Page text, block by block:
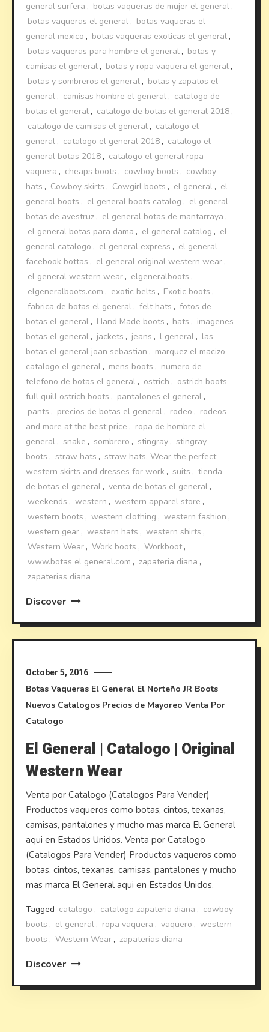
general surfera , botas vaqueras de mujer el general ,
botas vaqueras el general , botas vaqueras el
general mexico , botas vaqueras exoticas el general ,
botas vaqueras para hombre el general , botas y
camisas el general , botas y ropa vaquera el general ,
botas y sombreros el general , botas y zapatos el
general , camisas hombre el general , catalogo de
botas el general , catalogo de botas el general 2018 ,
catalogo de camisas el general , catalogo el
general , catalogo el general 2018 , catalogo el
general botas 2018 , catalogo el general ropa
vaquera , cheaps boots , cowboy boots , cowboy
hats , Cowboy skirts , Cowgirl boots , el general , el
general boots , el general boots catalog , el general
botas de avestruz , el general botas de mantarraya ,
el general botas para dama , el general catalog , el
general catalogo , el general express , el general
facebook bottas , el general original western wear ,
el general western wear , elgeneralboots ,
elgeneralboots.com , exotic belts , Exotic boots ,
fabrica de botas el general , felt hats , fotos de
botas el general , Hand Made boots , hats , imagenes
botas el general , jackets , jeans , l general , las
botas el general joan sebastian , marquez el macizo
catalogo el general , mens boots , numero de
telefono de botas el general , ostrich , ostrich boots
full quill ostrich boots , pantalones el general ,
pants , precios de botas el general , rodeo , rodeos
and more at the best price , ropa de hombre el
general , snake , sombrero , stingray , stingray
boots , straw hats , straw hats. Wear the perfect
western skirts and dresses for work , suits , tienda
de botas el general , venta de botas el general ,
weekends , western , western apparel store ,
western boots , western clothing , western fashion ,
western gear , western hats , western shirts ,
Western Wear , Work boots , Workboot,
www.botas el general.com , zapateria diana ,
zapaterias diana
Discover
October 5, 2016
Botas Vaqueras El General El Norteño JR Boots
Nuevos Catalogos Precios de Mayoreo Venta Por
Catalogo
El General | Catalogo | Original
Western Wear
Venta por Catalogo (Catalogos Para Vender)
Productos vaqueros como botas, cintos, texanas,
camisas, pantalones y mucho mas marca El General
aqui en Estados Unidos. Venta por Catalogo
(Catalogos Para Vender) Productos vaqueros como
botas, cintos, texanas, camisas, pantalones y mucho
mas marca El General aqui en Estados Unidos.
Tagged catalogo , catalogo zapateria diana , cowboy
boots , el general , ropa vaquera , vaquero , western
boots , Western Wear , zapaterias diana
Discover